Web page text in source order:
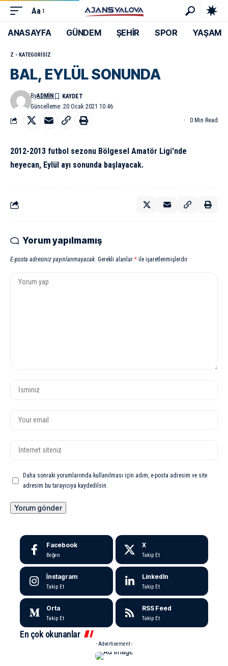
Aa
ANASAYFA GÜNDEM ŞEHİR SPOR YAŞAM
Z - KATEGORISIZ
BAL, EYLÜL SONUNDA
Güncelleme: 20 Ocak 2021 10:46
ByADMIN
0 Min Read
2012-2013 futbol sezonu Bölgesel Amatör Ligi'nde
heyecan, Eylül ayı sonunda başlayacak.
Yorum yapılmamış
E-posta adresiniz yayınlanmayacak. Gerekli alanlar * ile işaretlenmişlerdir
Daha sonraki yorumlarımda kullanılması için adım, e-posta adresim ve site
adresim bu tarayıcıya kaydedilsin.
Facebook
Beğen
X
Takip Et
İnstagram
Takip Et
LinkedIn
Takip Et
Orta
Takip Et
RSS Feed
Takip Et
En çok okunanlar
- Advertisement -